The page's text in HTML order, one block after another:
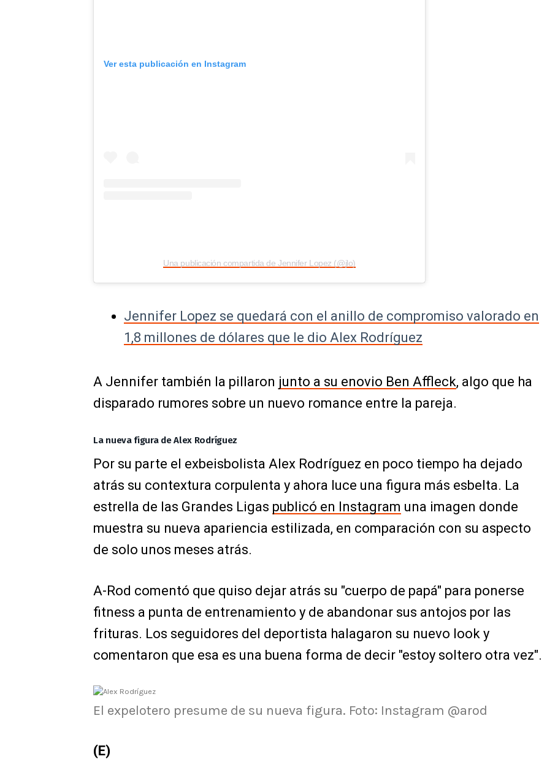
Ver esta publicación en Instagram
Una publicación compartida de Jennifer Lopez (@jlo)
Jennifer Lopez se quedará con el anillo de compromiso valorado en
1,8 millones de dólares que le dio Alex Rodríguez
A Jennifer también la pillaron junto a su enovio Ben Affleck, algo que ha
disparado rumores sobre un nuevo romance entre la pareja.
La nueva figura de Alex Rodríguez
Por su parte el exbeisbolista Alex Rodríguez en poco tiempo ha dejado
atrás su contextura corpulenta y ahora luce una figura más esbelta. La
estrella de las Grandes Ligas publicó en Instagram una imagen donde
muestra su nueva apariencia estilizada, en comparación con su aspecto
de solo unos meses atrás.
A-Rod comentó que quiso dejar atrás su "cuerpo de papá" para ponerse
fitness a punta de entrenamiento y de abandonar sus antojos por las
frituras. Los seguidores del deportista halagaron su nuevo look y
comentaron que esa es una buena forma de decir "estoy soltero otra vez".
El expelotero presume de su nueva figura. Foto: Instagram @arod
(E)